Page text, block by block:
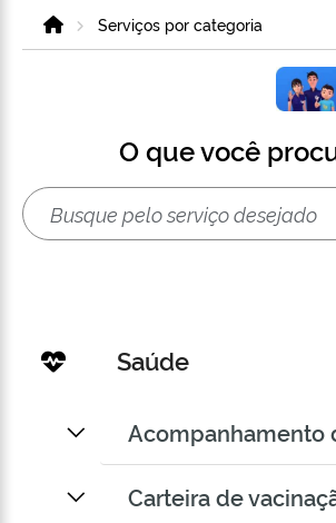
HomeServiços por categoria
O que você
Saúde
Acompanhamento
Carteira de